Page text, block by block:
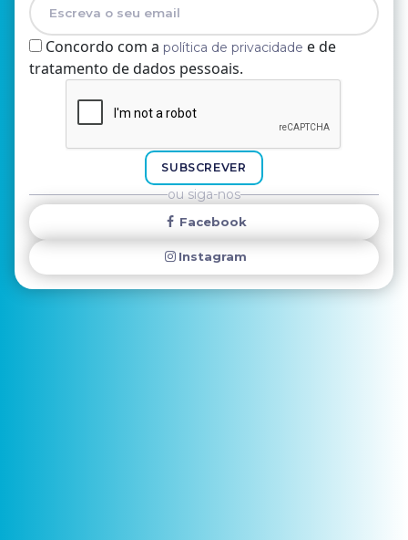
Nome
E-mail
Concordo com a política de privacidade e de
tratamento de dados pessoais.
SUBSCREVER
ou siga-nos
Facebook
Instagram